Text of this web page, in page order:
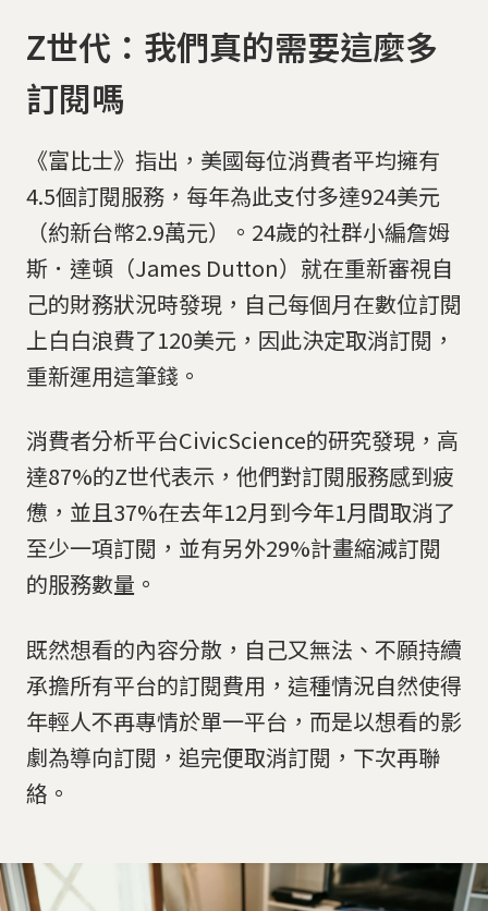
Z世代：我們真的需要這麼多
訂閱嗎
《富比士》指出，美國每位消費者平均擁有
4.5個訂閱服務，每年為此支付多達924美元
（約新台幣2.9萬元）。24歲的社群小編詹姆
斯．達頓（James Dutton）就在重新審視自
己的財務狀況時發現，自己每個月在數位訂閱
上白白浪費了120美元，因此決定取消訂閱，
重新運用這筆錢。
消費者分析平台CivicScience的研究發現，高
達87%的Z世代表示，他們對訂閱服務感到疲
憊，並且37%在去年12月到今年1月間取消了
至少一項訂閱，並有另外29%計畫縮減訂閱
的服務數量。
既然想看的內容分散，自己又無法、不願持續
承擔所有平台的訂閱費用，這種情況自然使得
年輕人不再專情於單一平台，而是以想看的影
劇為導向訂閱，追完便取消訂閱，下次再聯
絡。